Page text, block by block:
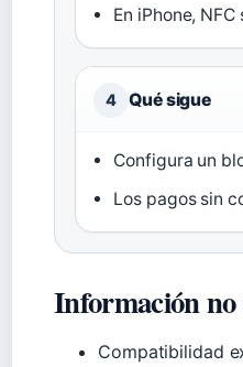
En iPhone,
4 Qué sigue
Configura un
Los pagos sin
Información
Compatibilidad